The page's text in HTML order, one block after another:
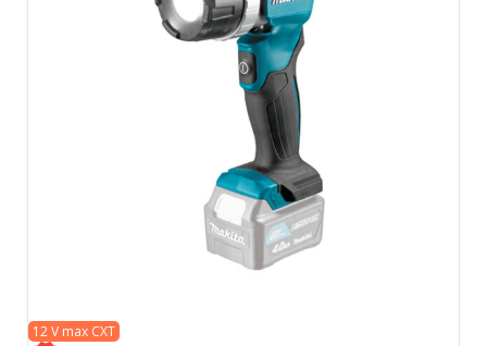
12 V max CXT